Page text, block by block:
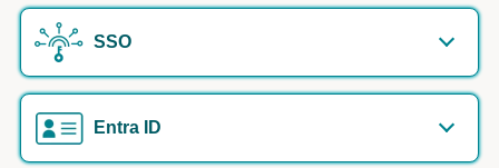
SSO
Entra ID